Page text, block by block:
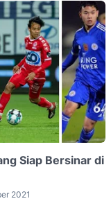
Siap Bersinar di
2021